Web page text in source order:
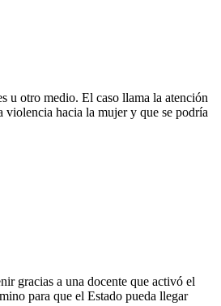
u otro medio. El caso llama la atención
violencia hacia la mujer y que se podría
gracias a una docente que activó el
para que el Estado pueda llegar